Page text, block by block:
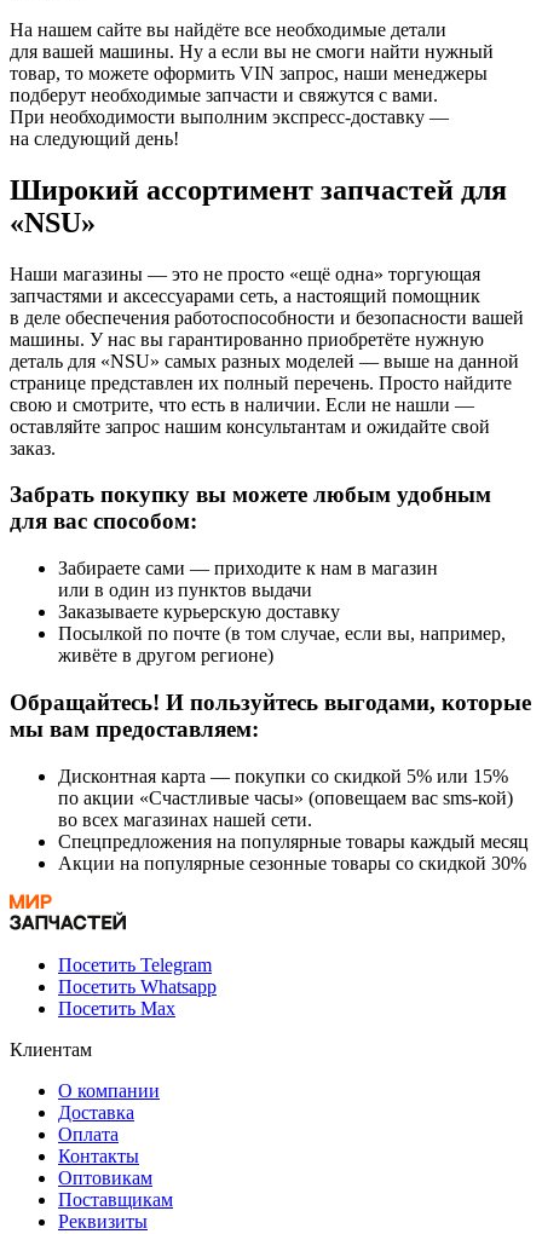
На нашем сайте вы найдёте все необходимые детали
для вашей машины. Ну а если вы не смоги найти нужный
товар, то можете оформить VIN запрос, наши менеджеры
подберут необходимые запчасти и свяжутся с вами.
При необходимости выполним экспресс-доставку —
на следующий день!
Широкий ассортимент запчастей для
«NSU»
Наши магазины — это не просто «ещё одна» торгующая
запчастями и аксессуарами сеть, а настоящий помощник
в деле обеспечения работоспособности и безопасности вашей
машины. У нас вы гарантированно приобретёте нужную
деталь для «NSU» самых разных моделей — выше на данной
странице представлен их полный перечень. Просто найдите
свою и смотрите, что есть в наличии. Если не нашли —
оставляйте запрос нашим консультантам и ожидайте свой
заказ.
Забрать покупку вы можете любым удобным
для вас способом:
Забираете сами — приходите к нам в магазин
или в один из пунктов выдачи
Заказываете курьерскую доставку
Посылкой по почте (в том случае, если вы, например,
живёте в другом регионе)
Обращайтесь! И пользуйтесь выгодами, которые
мы вам предоставляем:
Дисконтная карта — покупки со скидкой 5% или 15%
по акции «Счастливые часы» (оповещаем вас sms-кой)
во всех магазинах нашей сети.
Спецпредложения на популярные товары каждый месяц
Акции на популярные сезонные товары со скидкой 30%
Посетить Telegram
Посетить Whatsapp
Посетить Max
Клиентам
О компании
Доставка
Оплата
Контакты
Оптовикам
Поставщикам
Реквизиты